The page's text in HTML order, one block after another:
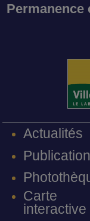
Permanence
Actualités
Carte
interactive